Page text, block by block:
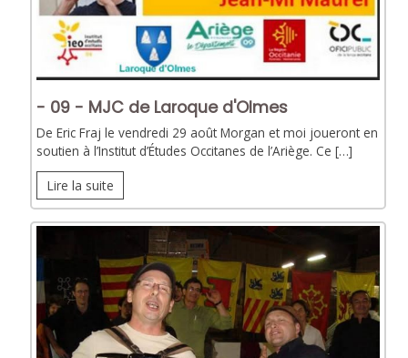
- 09 - MJC de Laroque d'Olmes
De Eric Fraj le vendredi 29 août Morgan et moi joueront en
soutien à l’Institut d’Études Occitanes de l’Ariège. Ce […]
Lire la suite